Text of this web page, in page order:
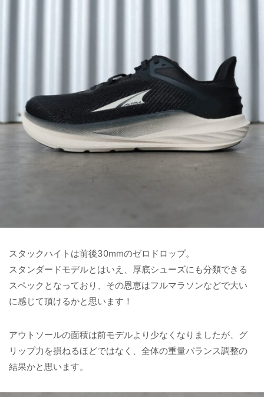
スタックハイトは前後30mmのゼロドロップ。
スタンダードモデルとはいえ、厚底シューズにも分類できる
スペックとなっており、その恩恵はフルマラソンなどで大い
に感じて頂けるかと思います！
アウトソールの面積は前モデルより少なくなりましたが、グ
リップ力を損ねるほどではなく、全体の重量バランス調整の
結果かと思います。